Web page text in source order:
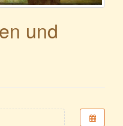
und